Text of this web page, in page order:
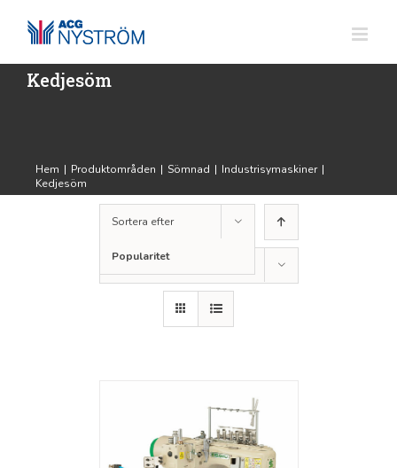
innehållet
Kedjesöm
Hem | Produktområden | Sömnad | Industrisymaskiner |
Kedjesöm
Sortera efter
Popularitet
Visa